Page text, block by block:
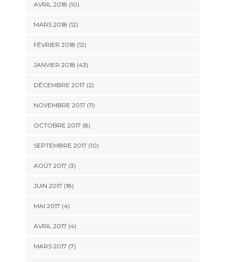
AVRIL 2018 (10)
MARS 2018 (12)
FÉVRIER 2018 (12)
JANVIER 2018 (43)
DÉCEMBRE 2017 (2)
NOVEMBRE 2017 (11)
OCTOBRE 2017 (8)
SEPTEMBRE 2017 (10)
AOÛT 2017 (3)
JUIN 2017 (18)
MAI 2017 (4)
AVRIL 2017 (4)
MARS 2017 (7)